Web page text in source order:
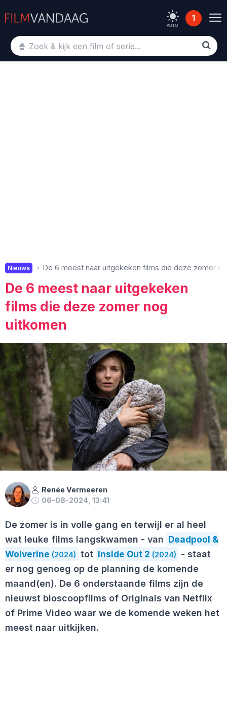
AUTO
1
Nieuws De 6 meest naar uitgekeken films die deze zomer
De 6 meest naar uitgekeken
films die deze zomer nog
uitkomen
Renée Vermeeren
06-08-2024, 13:41
De zomer is in volle gang en terwijl er al heel
wat leuke films langskwamen - van Deadpool &
Wolverine (2024) tot Inside Out 2 (2024)
- staat
er nog genoeg op de planning de komende
maand(en). De 6 onderstaande films zijn de
nieuwst bioscoopfilms of Originals van Netflix
of Prime Video waar we de komende weken het
meest naar uitkijken.